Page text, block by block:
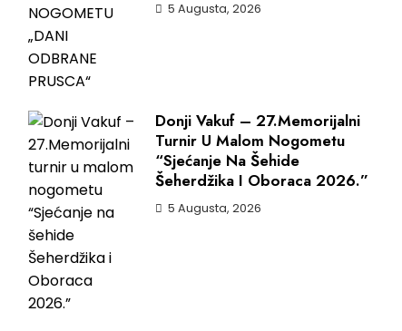
5 Augusta, 2026
Donji Vakuf – 27.Memorijalni
Turnir U Malom Nogometu
“Sjećanje Na Šehide
Šeherdžika I Oboraca 2026.”
5 Augusta, 2026